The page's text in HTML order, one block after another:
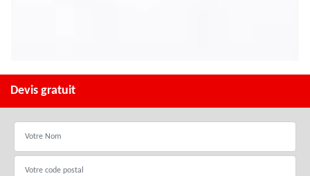
Devis gratuit